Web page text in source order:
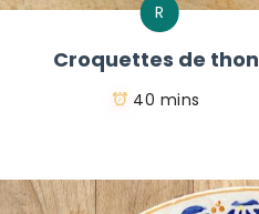
R
Croquettes de thon
40 mins